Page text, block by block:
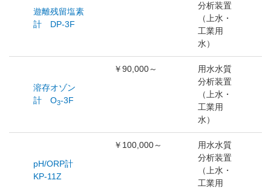
遊離残留塩素
計 DP-3F
分析装置
（上水・
工業用
水）
溶存オゾン
計 O3-3F
￥90,000～
用水水質
分析装置
（上水・
工業用
水）
pH/ORP計
KP-11Z
￥100,000～
用水水質
分析装置
（上水・
工業用